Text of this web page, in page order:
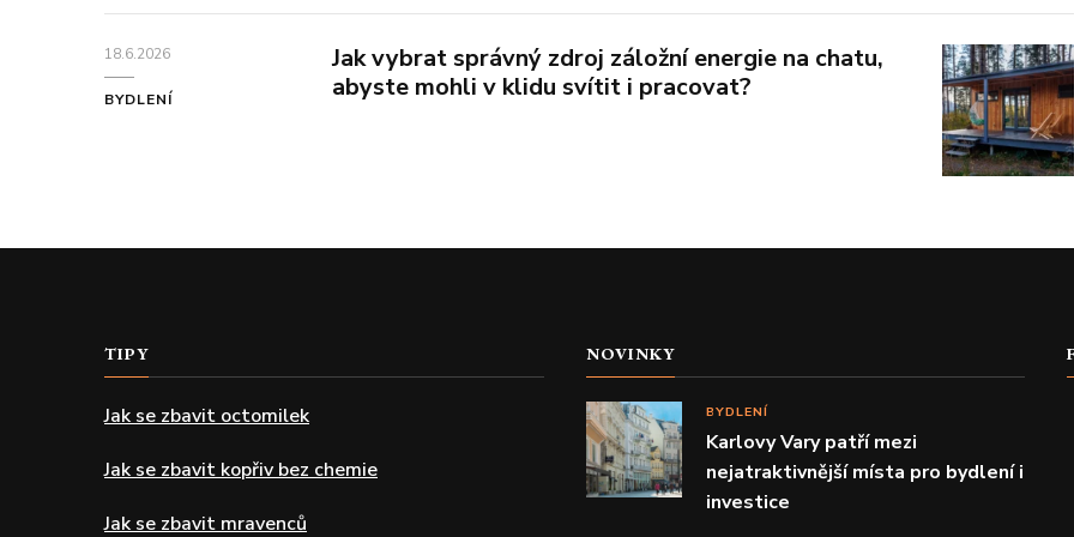
18.6.2026
BYDLENÍ
Jak vybrat správný zdroj záložní energie na chatu,
abyste mohli v klidu svítit i pracovat?
TIPY
Jak se zbavit octomilek
Jak se zbavit kopřiv bez chemie
Jak se zbavit mravenců
NOVINKY
BYDLENÍ
Karlovy Vary patří mezi
nejatraktivnější místa pro bydlení i
investice